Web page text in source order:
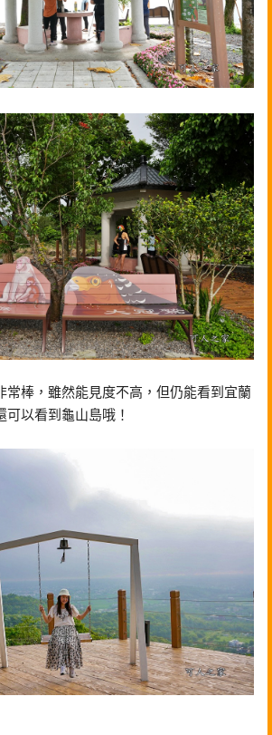
常棒，雖然能見度不高，但仍能看到宜蘭
以看到龜山島哦！